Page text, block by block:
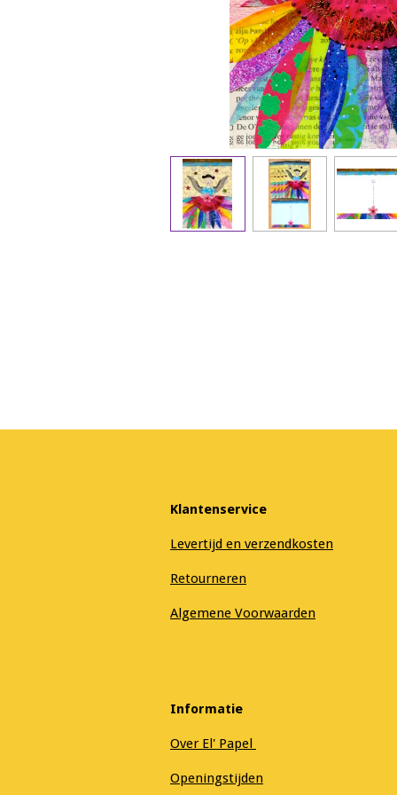
Klantenservice
Levertijd en verzendkosten
Retourneren
Algemene Voorwaarden
Informatie
Over El' Papel
Openingstijden